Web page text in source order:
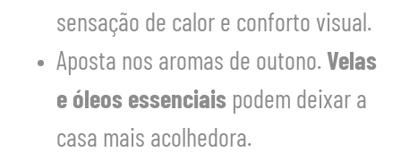
sensação de calor e conforto visual.
Aposta nos aromas de outono. Velas
e óleos essenciais podem deixar a
casa mais acolhedora.